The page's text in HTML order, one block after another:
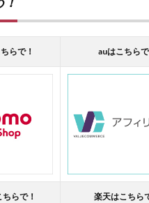
らで！ auはこちらで
らで！ 楽天はこちら